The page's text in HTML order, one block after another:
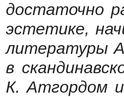
достаточно
эстетике,
литературы
в
К. Атгордом